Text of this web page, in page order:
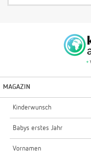
MAGAZIN
Kinderwunsch
Babys erstes Jahr
Vornamen